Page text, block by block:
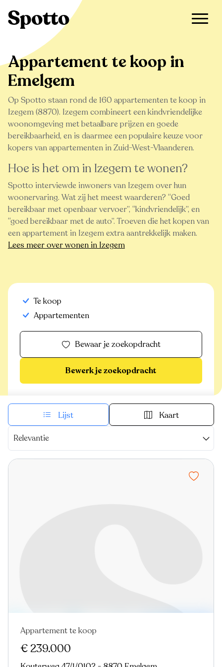
Te koop
Appartement te koop in
Emelgem
Op Spotto staan rond de 160 appartementen te koop in
Izegem (8870). Izegem combineert een kindvriendelijke
woonomgeving met betaalbare prijzen en goede
bereikbaarheid, en is daarmee een populaire keuze voor
kopers van appartementen in Zuid-West-Vlaanderen.
Hoe is het om in Izegem te wonen?
Spotto interviewde inwoners van Izegem over hun
woonervaring. Wat zij het meest waarderen? Goed
bereikbaar met openbaar vervoer, kindvriendelijk, en
goed bereikbaar met de auto. Troeven die het kopen van
een appartement in Izegem extra aantrekkelijk maken.
Lees meer over wonen in Izegem
Te koop
Appartementen
Bewaar je zoekopdracht
Bewerk je zoekopdracht
Lijst Kaart
Relevantie
Appartement te koop
€ 239.000